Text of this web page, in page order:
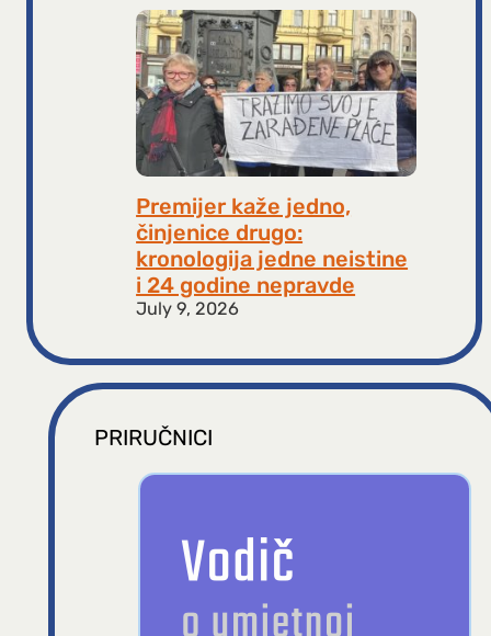
Premijer kaže jedno,
činjenice drugo:
kronologija jedne neistine
i 24 godine nepravde
July 9, 2026
PRIRUČNICI